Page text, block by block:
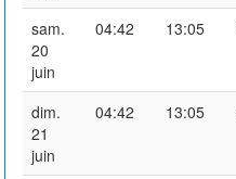
sam.
20
juin
04:42 13:05
dim.
21
juin
04:42 13:05